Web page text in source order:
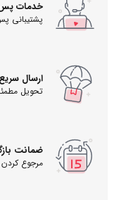
خدمات
پشتیبانی
ارسال
تحویل
ضمانت
مرجوع کردن کالا